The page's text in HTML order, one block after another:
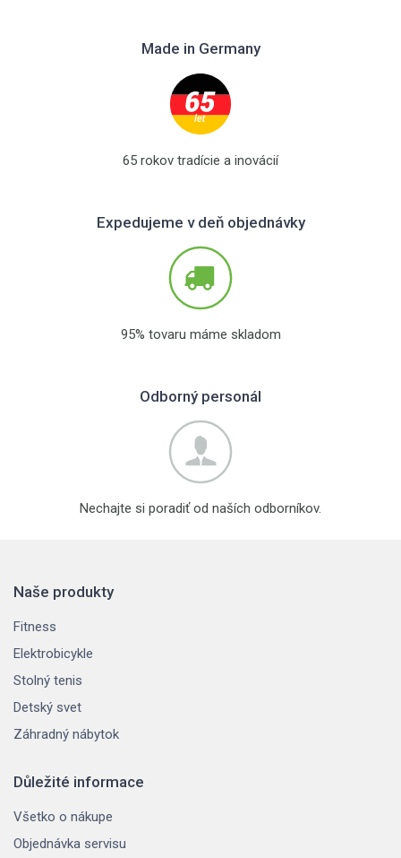
Made in Germany
65 rokov tradície a inovácií
Expedujeme v deň objednávky
95% tovaru máme skladom
Odborný personál
Nechajte si poradiť od naších odborníkov.
Naše produkty
Fitness
Elektrobicykle
Stolný tenis
Detský svet
Záhradný nábytok
Důležité informace
Všetko o nákupe
Objednávka servisu